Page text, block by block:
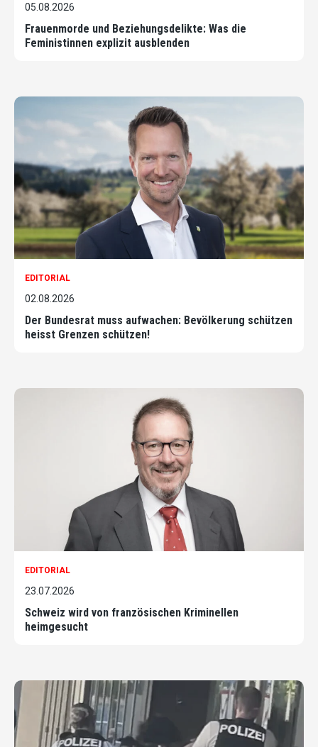
05.08.2026
Frauenmorde und Beziehungsdelikte: Was die
Feministinnen explizit ausblenden
EDITORIAL
02.08.2026
Der Bundesrat muss aufwachen: Bevölkerung schützen
heisst Grenzen schützen!
EDITORIAL
23.07.2026
Schweiz wird von französischen Kriminellen
heimgesucht